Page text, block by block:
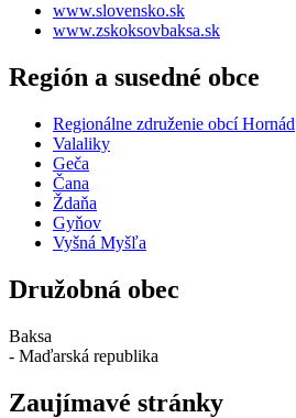
www.slovensko.sk
www.zskoksovbaksa.sk
Región a susedné obce
Regionálne združenie obcí Hornád
Valaliky
Geča
Čana
Ždaňa
Gyňov
Vyšná Myšľa
Družobná obec
Baksa
- Maďarská republika
Zaujímavé stránky